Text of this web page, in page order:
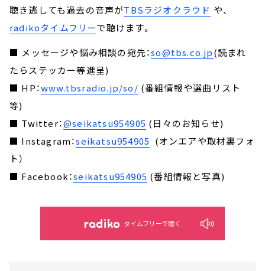
聴き逃しても過去の音声がTBSラジオクラウド や、
radikoタイムフリーで聴けます。
■ メッセージや悩み相談の宛先：so@tbs.co.jp(読まれ
たらステッカー等進呈)
■ HP：www.tbsradio.jp/so/ (番組情報や選曲リスト
等)
■ Twitter：@seikatsu954905 (日々のお知らせ)
■ Instagram：seikatsu954905 (オンエアや取材裏フォ
ト）
■ Facebook：seikatsu954905 (番組情報と写真)
タイムフリーで聴く